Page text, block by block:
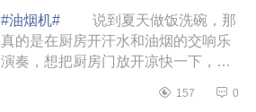
#油烟机#
说到夏天做饭洗碗，那
真的是在厨房开汗水和油烟的交响乐
演奏，想把厨房门放开凉快一下，又
了，手上油腻腻的也觉得烦躁！米家
157 0